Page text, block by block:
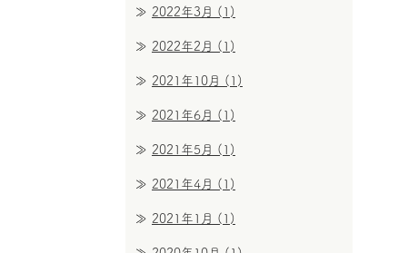
2022年3月 (1)
2022年2月 (1)
2021年10月 (1)
2021年6月 (1)
2021年5月 (1)
2021年4月 (1)
2021年1月 (1)